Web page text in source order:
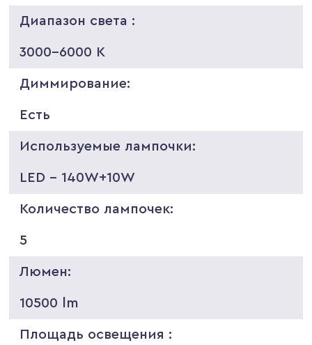
Диапазон света :
3000-6000 K
Диммирование:
Есть
Используемые лампочки:
LED - 140W+10W
Количество лампочек:
5
Люмен:
10500 lm
Площадь освещения :